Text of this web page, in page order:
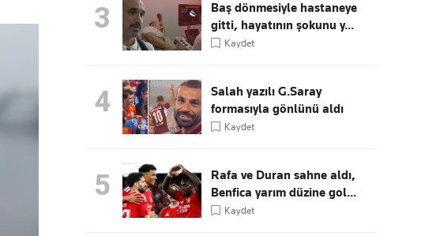
3
Baş dönmesiyle hastaneye
gitti, hayatının şokunu y...
Kaydet
4
Salah yazılı G.Saray
formasıyla gönlünü aldı
Kaydet
5
Rafa ve Duran sahne aldı,
Benfica yarım düzine gol...
Kaydet